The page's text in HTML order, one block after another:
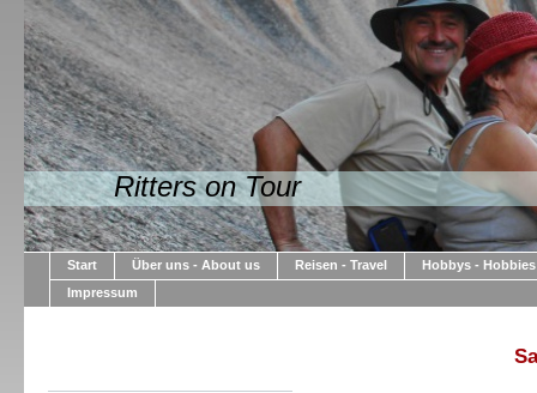
Ritters on Tour
Start Über uns - About us Reisen - Travel
Hobbys - Hobbies
Impressum